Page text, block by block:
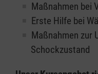
Maßnahmen bei
Erste Hilfe bei
Maßnahmen zur
Schockzustand